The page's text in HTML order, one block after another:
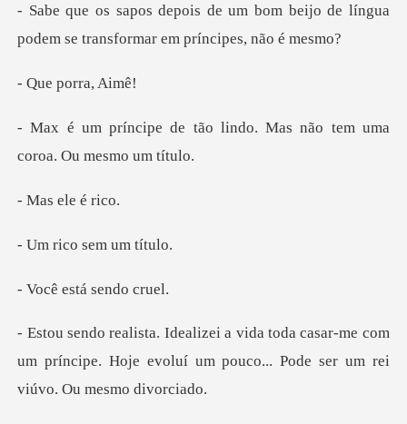
bom beijo de língua
podem se tran
porra,
o lindo. Mas não tem uma
ele
o sem um
stá send
casar-me com
um príncipe. Hoje evoluí um pouco